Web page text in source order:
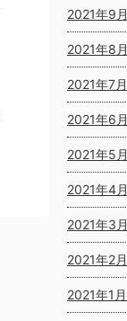
2021年9月
2021年8月
2021年7月
2021年6月
2021年5月
2021年4月
2021年3月
2021年2月
2021年1月